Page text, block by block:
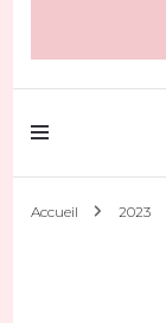
Votre actualité au
Accueil 2023